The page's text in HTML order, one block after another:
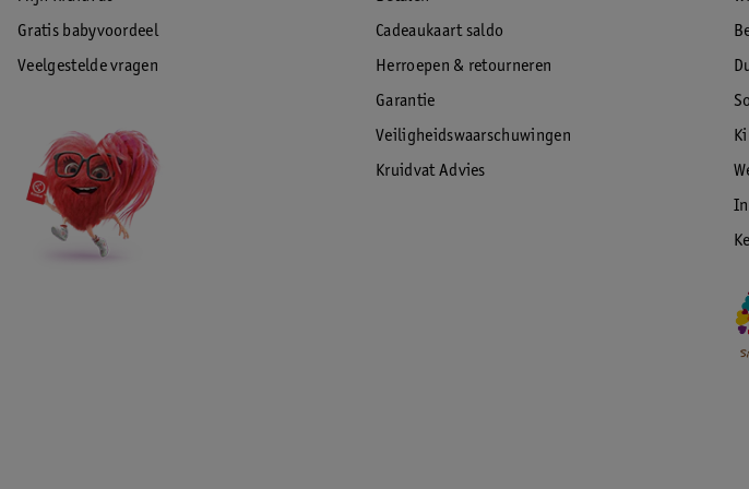
Gratis babyvoordeel
Veelgestelde vragen
Cadeaukaart saldo
Herroepen & retourneren
Garantie
Veiligheidswaarschuwingen
Kruidvat Advies